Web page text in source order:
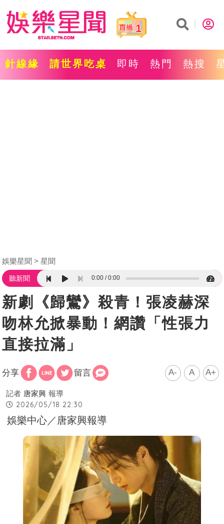
1
針線緣 請世界吃桌 即時 熱門 熱搜
娛樂星聞 星聞
聽新聞 0:00 0:00
新劇《歸鸞》殺青！張凌赫深
吻林允掀暴動！網讚「性張力
直接拉滿」
分享 留言 A- A A+
記者 唐家興 報導
2026/05/18 22:30
娛樂中心／唐家興報導